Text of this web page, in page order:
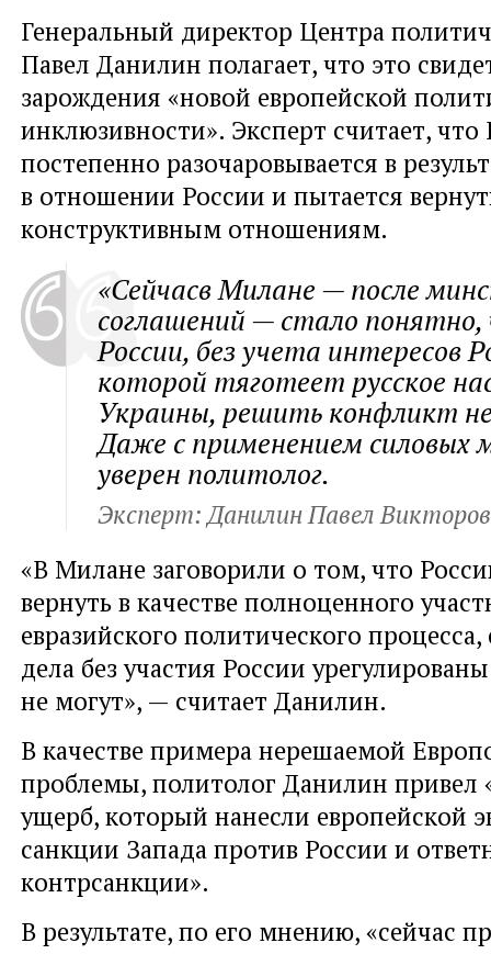
Генеральный директор Центра
Павел Данилин полагает, что это
зарождения «новой европейской
инклюзивности». Эксперт считает, что
постепенно разочаровывается в
в отношении России и пытается
конструктивным отношениям.
«Сейчасв Милане — после
соглашений — стало понятно,
России, без учета интересов
которой тяготеет русское
Украины, решить конфликт
Даже с применением силовых
уверен политолог.
Эксперт: Данилин Павел
«В Милане заговорили о том, что
вернуть в качестве полноценного
евразийского политического
дела без участия России
не могут», — считает Данилин.
В качестве примера нерешаемой
проблемы, политолог Данилин привел
ущерб, который нанесли европейской
санкции Запада против России и
контрсанкции».
В результате, по его мнению, «сейчас